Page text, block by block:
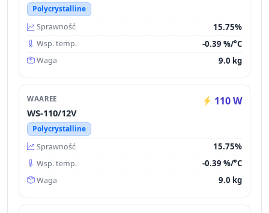
Polycrystalline
Sprawność
15.75%
Wsp. temp. -0.39 %/°C
Waga 9.0 kg
WAAREE 110 W
WS-110/12V
Polycrystalline
Sprawność
15.75%
Wsp. temp. -0.39 %/°C
Waga 9.0 kg